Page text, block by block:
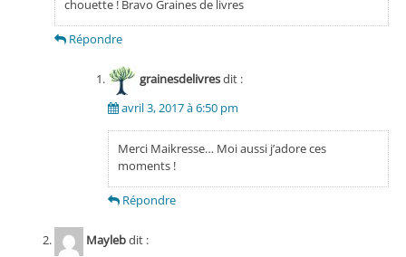
chouette ! Bravo Graines de livres
Répondre
grainesdelivresdit :
avril 3, 2017 à 6:50 pm
Merci Maikresse… Moi aussi j’adore ces
moments !
Répondre
Maylebdit :